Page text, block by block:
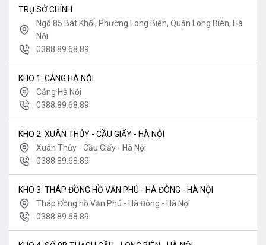
TRỤ SỞ CHÍNH
Ngõ 85 Bát Khối, Phường Long Biên, Quận Long Biên, Hà
Nội
0388.89.68.89
KHO 1: CẢNG HÀ NỘI
Cảng Hà Nội
0388.89.68.89
KHO 2: XUÂN THỦY - CẦU GIẤY - HÀ NỘI
Xuân Thủy - Cầu Giấy - Hà Nội
0388.89.68.89
KHO 3: THÁP ĐỒNG HỒ VĂN PHÚ - HÀ ĐÔNG - HÀ NỘI
Tháp Đồng hồ Văn Phú - Hà Đông - Hà Nội
0388.89.68.89